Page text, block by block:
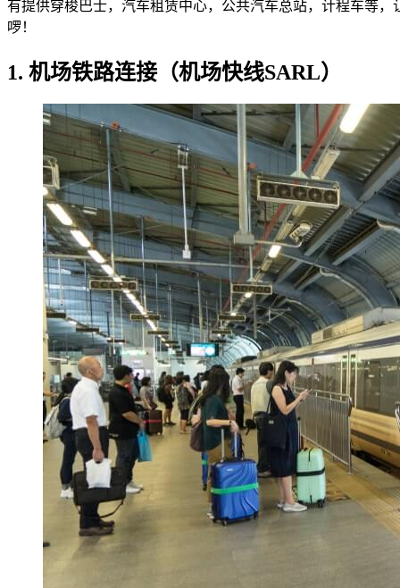
有提供穿梭巴士，汽车租赁中心，公共汽车总站，计程车等
啰！
1. 机场铁路连接（机场快线SARL）